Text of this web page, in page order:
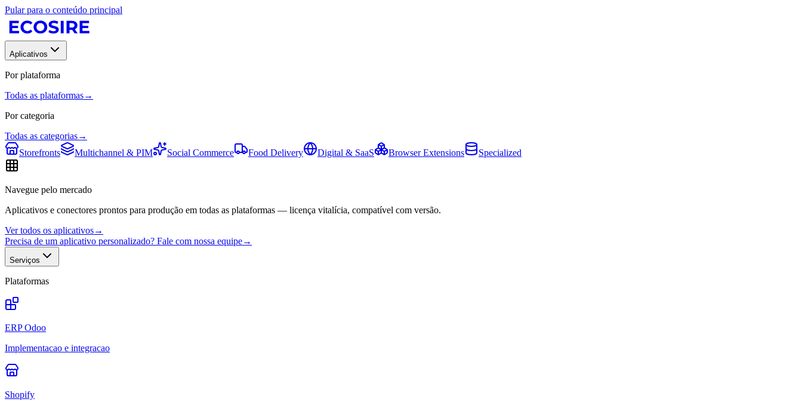
Pular para o conteúdo principal
Aplicativos
Por plataforma
Todas as plataformas→
Por categoria
Todas as categorias→
Storefronts
Multichannel & PIM Social Commerce Food Delivery Digital & SaaS Browser Extensions Specialized
Navegue pelo mercado
Aplicativos e conectores prontos para produção em todas as plataformas — licença vitalícia, compatível com versão.
Ver todos os aplicativos→
Precisa de um aplicativo personalizado? Fale com nossa equipe→
Serviços
Plataformas
ERP Odoo
Implementacao e integracao
Shopify